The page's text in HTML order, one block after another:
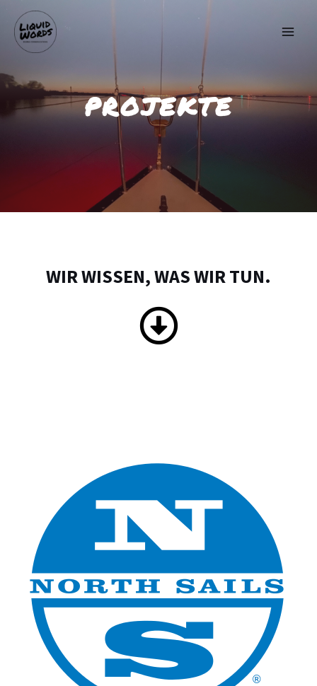
PROJEKTE
WIR WISSEN, WAS WIR TUN.